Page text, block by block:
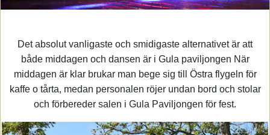
Det absolut vanligaste och smidigaste alternativet är att
både middagen och dansen är i Gula paviljongen När
middagen är klar brukar man bege sig till Östra flygeln för
kaffe o tårta, medan personalen röjer undan bord och stolar
och förbereder salen i Gula Paviljongen för fest.